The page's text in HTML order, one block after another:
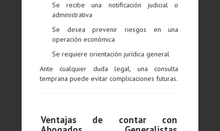
Se recibe una notificación judicial o
administrativa
Se desea prevenir riesgos en una
operación económica
Se requiere orientación jurídica general
Ante cualquier duda legal, una consulta
temprana puede evitar complicaciones futuras.
Ventajas de contar con